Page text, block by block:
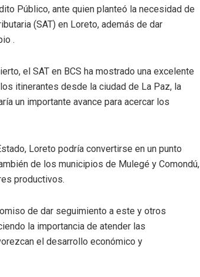
Público, ante quien planteó la necesidad de
(SAT) en Loreto, además de dar
.
el SAT en BCS ha mostrado una excelente
itinerantes desde la ciudad de La Paz, la
un importante avance para acercar los
Loreto podría convertirse en un punto
de los municipios de Mulegé y Comondú,
productivos.
de dar seguimiento a este y otros
la importancia de atender las
el desarrollo económico y